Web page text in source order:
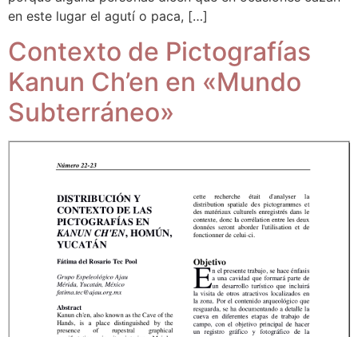
en este lugar el agutí o paca, […]
Contexto de Pictografías
Kanun Ch’en en «Mundo
Subterráneo»